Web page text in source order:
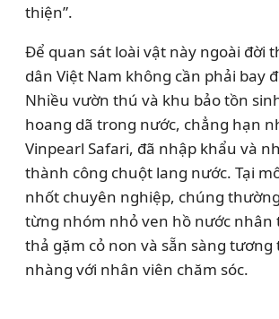
thiện”.
Để quan sát loài vật này ngoài đời
dân Việt Nam không cần phải bay
Nhiều vườn thú và khu bảo tồn
hoang dã trong nước, chẳng hạn
Vinpearl Safari, đã nhập khẩu và
thành công chuột lang nước. Tại
nhốt chuyên nghiệp, chúng
từng nhóm nhỏ ven hồ nước nhân
thả gặm cỏ non và sẵn sàng tương
nhàng với nhân viên chăm sóc.